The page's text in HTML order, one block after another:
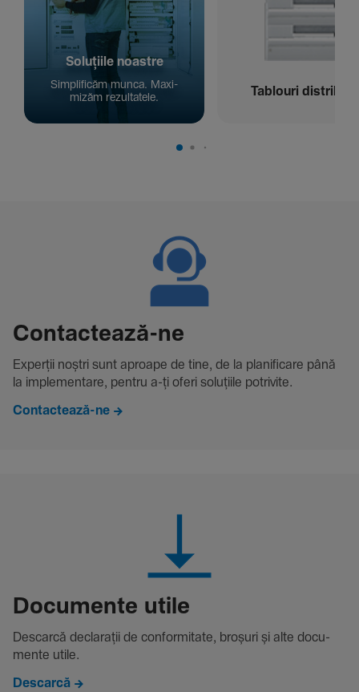
Solu­țiile noastre
Simpli­ficăm munca. Maxi­
mizăm rezul­ta­tele.
Tablouri
Contac­tează-ne
Experții noștri sunt aproape de tine, de la plani­fi­care până
la imple­men­tare, pentru a-ți oferi solu­țiile potri­vite.
Contactează-ne
Docu­mente utile
Descarcă decla­rații de conformitate, broșuri și alte docu­
mente utile.
Descarcă